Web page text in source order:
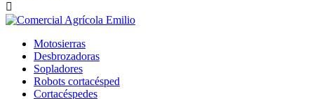

Motosierras
Desbrozadoras
Sopladores
Robots cortacésped
Cortacéspedes